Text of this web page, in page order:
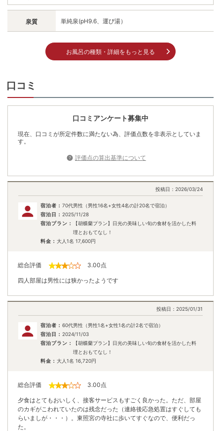
泉質 単純泉(pH9.6、運び湯）
お風呂の種類・詳細をもっと見る
口コミ
口コミアンケート募集中
現在、口コミが所定件数に満たない為、評価点数を非表示としていま
す。
評価点の算出基準について
投稿日： 2026/03/24
宿泊者： 70代男性（男性16名+女性4名の計20名で宿泊）
宿泊日： 2025/11/28
宿泊プラン：
【胡蝶蘭プラン】日光の美味しい旬の食材を活かした料
理とおもてなし！
料金： 大人1名 17,600円
総合評価 3.00点
四人部屋は男性には狭かったようです
投稿日： 2025/01/31
宿泊者： 60代男性（男性1名+女性1名の計2名で宿泊）
宿泊日： 2024/11/03
宿泊プラン：
【胡蝶蘭プラン】日光の美味しい旬の食材を活かした料
理とおもてなし！
料金： 大人1名 16,720円
総合評価 3.00点
夕食はとてもおいしく、接客サービスもすごく良かった。ただ、部屋
のカギがこわれていたのは残念だった（連絡後応急処置はすぐしても
らいましが・・・）。東照宮の寺社に歩いてすぐなので、便利だっ
た。